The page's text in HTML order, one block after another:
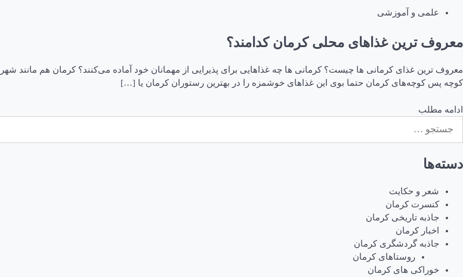
علمی و آموزشی
معروف ترین غذاهای محلی کرمان کدامند؟
معروف ترین غذای کرمانی ها چیست؟ کرمانی ها چه غذاهایی برای پذیرایی از مهمانان خود آماده می‌کنند؟ کرمان هم مانند
کوچه پس کوچه‌های کرمان حتما بوی این غذاهای خوشمزه را در بهترین رستوران کرمان یا […]
ادامه مطلب
برای:
دسته‌ها
شعر و حکایت
کنسرت کرمان
جاذبه تاریخی کرمان
اخبار کرمان
جاذبه گردشگری کرمان
روستاهای کرمان
خوراکی های کرمان